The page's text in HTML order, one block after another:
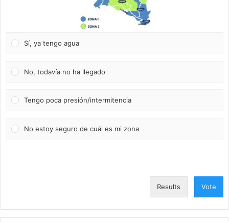
Sí, ya tengo agua
No, todavía no ha llegado
Tengo poca presión/intermitencia
No estoy seguro de cuál es mi zona
Results Vote